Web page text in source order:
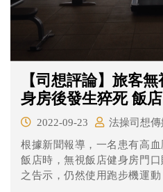
【司想評論】旅客
身房後發生猝死 飯
2022-09-23
法操司想傳
根據新聞報導，一名患有高
飯店時，無視飯店健身房門口
之告示，仍然使用跑步機運